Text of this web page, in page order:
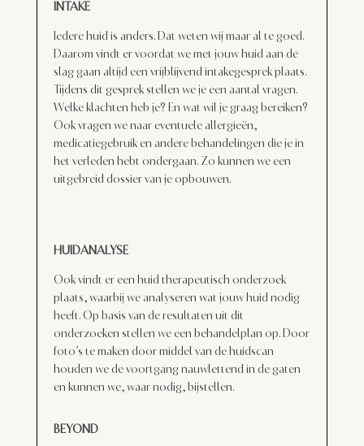
INTAKE
Iedere huid is anders. Dat weten wij maar al te goed.
Daarom vindt er voordat we met jouw huid aan de
slag gaan altijd een vrijblijvend intakegesprek plaats.
Tijdens dit gesprek stellen we je een aantal vragen.
Welke klachten heb je? En wat wil je graag bereiken?
Ook vragen we naar eventuele allergieën,
medicatiegebruik en andere behandelingen die je in
het verleden hebt ondergaan. Zo kunnen we een
uitgebreid dossier van je opbouwen.
HUIDANALYSE
Ook vindt er een huid therapeutisch onderzoek
plaats, waarbij we analyseren wat jouw huid nodig
heeft. Op basis van de resultaten uit dit
onderzoeken stellen we een behandelplan op. Door
foto’s te maken door middel van de huidscan
houden we de voortgang nauwlettend in de gaten
en kunnen we, waar nodig, bijstellen.
BEYOND